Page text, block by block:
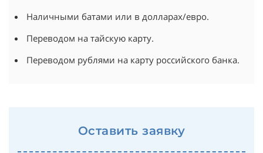
Наличными батами или в долларах/евро.
Переводом на тайскую карту.
Переводом рублями на карту российского банка.
Оставить заявку